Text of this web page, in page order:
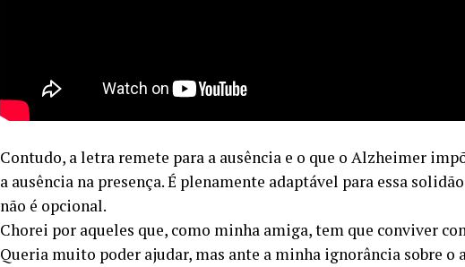
Contudo, a letra remete para a ausência e o que o Alzheimer
a ausência na presença. É plenamente adaptável para essa
não é opcional.
Chorei por aqueles que, como minha amiga, tem que conviver
Queria muito poder ajudar, mas ante a minha ignorância sobre o